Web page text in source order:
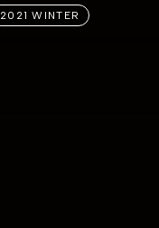
2021 WINTER